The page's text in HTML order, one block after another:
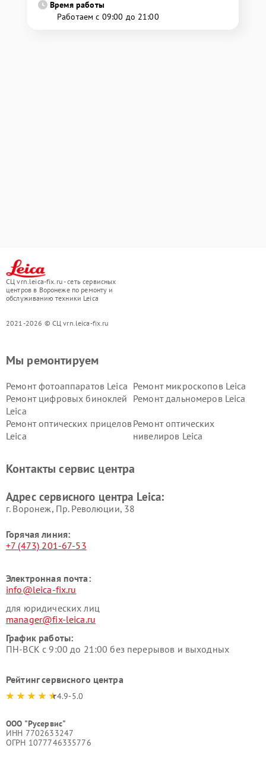
Время работы
Работаем с 09:00 до 21:00
СЦ vrn.leica-fix.ru - сеть сервисных
центров в Воронеже по ремонту и
обслуживанию техники Leica
2021-2026 © СЦ vrn.leica-fix.ru
Мы ремонтируем
Ремонт фотоаппаратов Leica Ремонт микроскопов Leica
Ремонт цифровых биноклей
Leica
Ремонт дальномеров Leica
Ремонт оптических прицелов
Leica
Ремонт оптических
нивелиров Leica
Контакты сервис центра
Адрес сервисного центра Leica:
г. Воронеж, Пр. Революции, 38
Горячая линия:
+7 (473) 201-67-53
Электронная почта:
info@leica-fix.ru
для юридических лиц
manager@fix-leica.ru
График работы:
ПН-ВСК с 9:00 до 21:00 без перерывов и выходных
Рейтинг сервисного центра
4.9-5.0
ООО "Русервис"
ИНН 7702633247
ОГРН 1077746335776